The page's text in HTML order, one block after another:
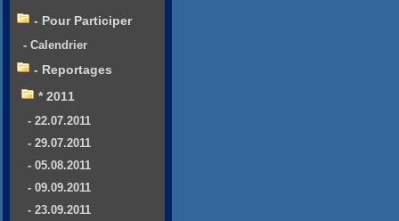
- Pour Participer
- Calendrier
- Reportages
* 2011
- 22.07.2011
- 29.07.2011
- 05.08.2011
- 09.09.2011
- 23.09.2011